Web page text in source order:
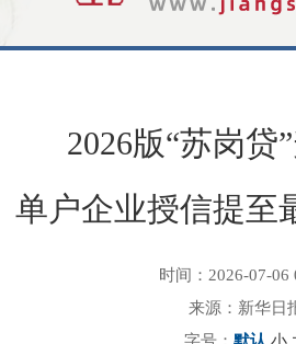
2026版“苏岗贷
单户企业授信提至
时间：2026-07-06
来源：新华日